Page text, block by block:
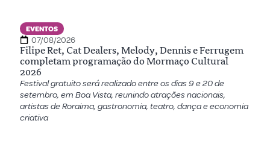
EVENTOS
07/08/2026
Filipe Ret, Cat Dealers, Melody, Dennis e Ferrugem
completam programação do Mormaço Cultural
2026
Festival gratuito será realizado entre os dias 9 e 20 de
setembro, em Boa Vista, reunindo atrações nacionais,
artistas de Roraima, gastronomia, teatro, dança e economia
criativa